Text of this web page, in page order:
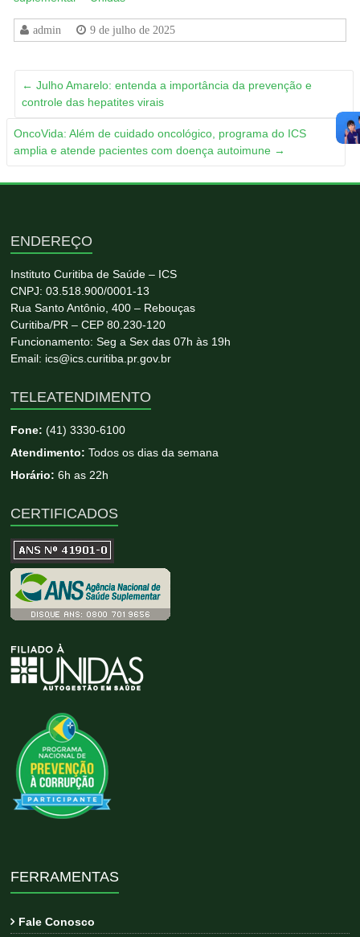
admin 9 de julho de 2025
← Julho Amarelo: entenda a importância da prevenção e
controle das hepatites virais
OncoVida: Além de cuidado oncológico, programa do ICS
amplia e atende pacientes com doença autoimune →
ENDEREÇO
Instituto Curitiba de Saúde – ICS
CNPJ: 03.518.900/0001-13
Rua Santo Antônio, 400 – Rebouças
Curitiba/PR – CEP 80.230-120
Funcionamento: Seg a Sex das 07h às 19h
Email: ics@ics.curitiba.pr.gov.br
TELEATENDIMENTO
Fone:(41) 3330-6100
Atendimento: Todos os dias da semana
Horário: 6h as 22h
CERTIFICADOS
FERRAMENTAS
Fale Conosco